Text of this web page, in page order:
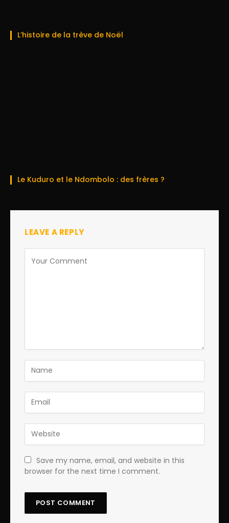
L’histoire de la trève de Noël
Le Kuduro et le Ndombolo : des frères ?
LEAVE A REPLY
Save my name, email, and website in this
browser for the next time I comment.